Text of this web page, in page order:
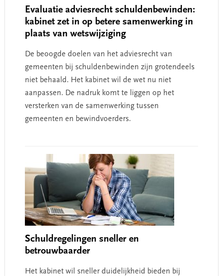
Evaluatie adviesrecht schuldenbewinden:
kabinet zet in op betere samenwerking in
plaats van wetswijziging
De beoogde doelen van het adviesrecht van
gemeenten bij schuldenbewinden zijn grotendeels
niet behaald. Het kabinet wil de wet nu niet
aanpassen. De nadruk komt te liggen op het
versterken van de samenwerking tussen
gemeenten en bewindvoerders.
Schuldregelingen sneller en
betrouwbaarder
Het kabinet wil sneller duidelijkheid bieden bij